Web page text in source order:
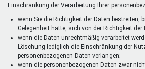
Einschränkung der Verarbeitung Ihrer
wenn Sie die Richtigkeit der Daten bestreiten,
Gelegenheit hatte, sich von der Richtigkeit der
wenn die Daten unrechtmäßig verarbeitet
Löschung lediglich die Einschränkung der
personenbezogenen Daten verlangen;
wenn die personenbezogenen Daten zwar